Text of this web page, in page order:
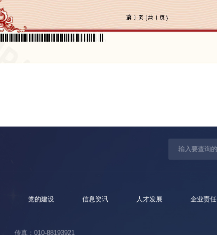
党的建设 信息资讯 人才发展 企业责任
传真：010-88193921